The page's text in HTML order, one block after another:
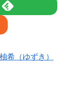
柚希（ゆずき）